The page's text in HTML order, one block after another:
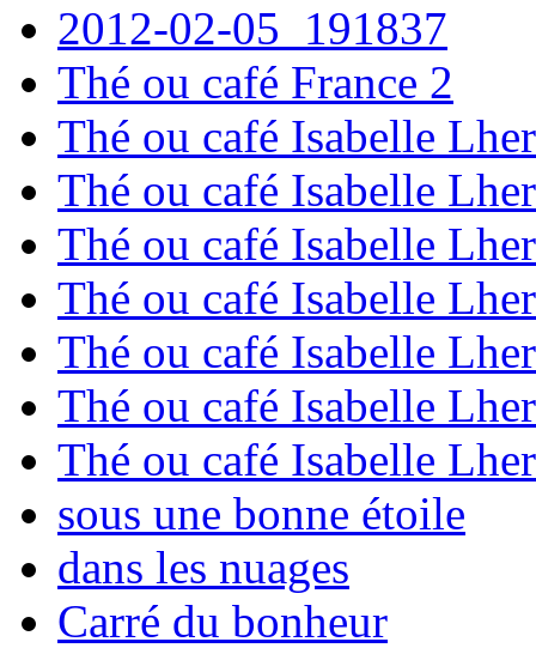
2012-02-05_191837
Thé ou café France 2
Thé ou café Isabelle
Thé ou café Isabelle
Thé ou café Isabelle
Thé ou café Isabelle
Thé ou café Isabelle
Thé ou café Isabelle
Thé ou café Isabelle
sous une bonne étoile
dans les nuages
Carré du bonheur